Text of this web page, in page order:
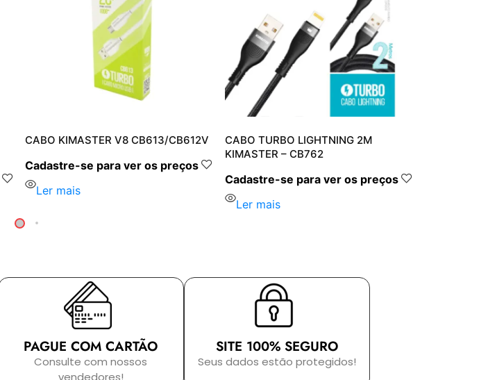
CABO KIMASTER V8 CB613/CB612V
Cadastre-se para ver os preços
Ler mais
CABO TURBO LIGHTNING 2M
KIMASTER – CB762
Cadastre-se para ver os preços
Ler mais
PAGUE COM CARTÃO
Consulte com nossos
vendedores!
SITE 100% SEGURO
Seus dados estão protegidos!